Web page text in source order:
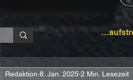
Redaktion 8. Jan. 2025 2 Min. Lesezeit